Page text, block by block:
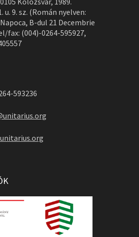
u. 9. sz. (Román nyelven:
B-dul 21 Decembrie
fax: (004)-0264-595927,
593236